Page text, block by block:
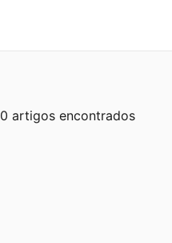
0 artigos encontrados